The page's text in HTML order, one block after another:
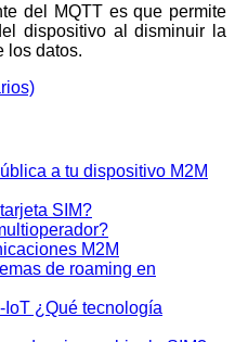
del MQTT es que permite
dispositivo al disminuir la
los datos.
a tu dispositivo M2M
SIM?
M2M
de roaming en
¿Qué tecnología